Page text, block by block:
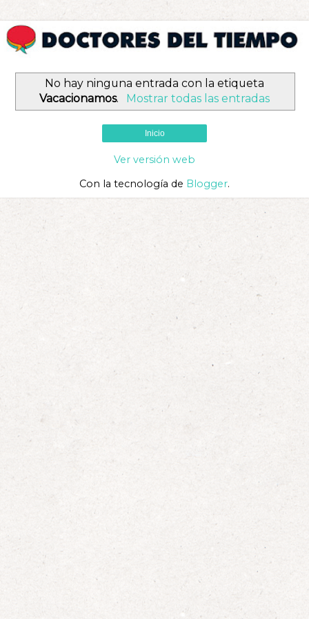
No hay ninguna entrada con la etiqueta
Vacacionamos. Mostrar todas las entradas
Inicio
Ver versión web
Con la tecnología de Blogger.